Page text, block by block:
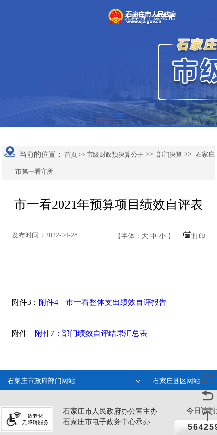
无障碍|适老化
当前的位置： 首页 >> 市级财政预决算公开 >>部门决算 >>石家庄
市第一看守所
市一看2021年预算项目绩效自评表
发布时间：2022-04-28 【字体： 大 中 小】 打印
附件3： 附件4：市一看整体支出绩效自评报告
附件： 附件7：部门绩效自评结果汇总表